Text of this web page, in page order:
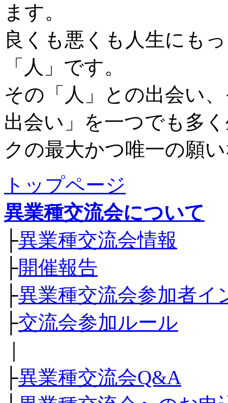
ます。
良くも悪くも人生にも
「人」です。
その「人」との出会い
出会い」を一つでも多
クの最大かつ唯一の願
トップページ
異業種交流会について
├異業種交流会情報
├開催報告
├異業種交流会参加者イ
├交流会参加ルール
｜
├異業種交流会Q&A